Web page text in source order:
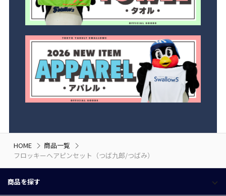
HOME
商品一覧
フロッキーヘアピンセット（つば九郎/つばみ）
商品を探す